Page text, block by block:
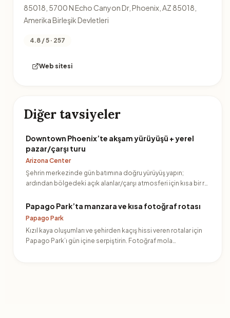
85018, 5700 N Echo Canyon Dr, Phoenix, AZ 85018,
Amerika Birleşik Devletleri
4.8 / 5 · 257
Web sitesi
Diğer tavsiyeler
Downtown Phoenix’te akşam yürüyüşü + yerel
pazar/çarşı turu
Arizona Center
Şehrin merkezinde gün batımına doğru yürüyüş yapın;
ardından bölgedeki açık alanlar/çarşı atmosferi için kısa bir r…
Papago Park’ta manzara ve kısa fotoğraf rotası
Papago Park
Kızıl kaya oluşumları ve şehirden kaçış hissi veren rotalar için
Papago Park’ı gün içine serpiştirin. Fotoğraf mola…